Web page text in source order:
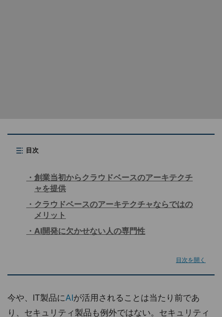
目次
創業当初からクラウドベースのアーキテクチ
ャを提供
クラウドベースのアーキテクチャならではの
メリット
AI開発に欠かせない人の専門性
目次を開く
今や、IT製品にAIが活用されることは当たり前であ
り、セキュリティ製品も例外ではない。セキュリティ